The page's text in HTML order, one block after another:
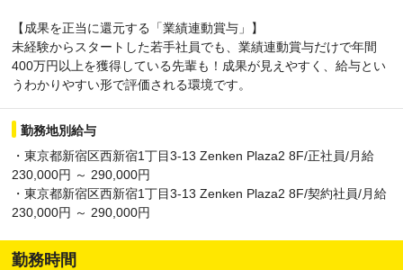
【成果を正当に還元する「業績連動賞与」】
未経験からスタートした若手社員でも、業績連動賞与だけで年間
400万円以上を獲得している先輩も！成果が見えやすく、給与とい
うわかりやすい形で評価される環境です。
勤務地別給与
・東京都新宿区西新宿1丁目3-13 Zenken Plaza2 8F/正社員/月給
230,000円 ～ 290,000円
・東京都新宿区西新宿1丁目3-13 Zenken Plaza2 8F/契約社員/月給
230,000円 ～ 290,000円
勤務時間